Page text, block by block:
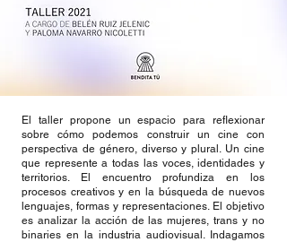
El taller propone un espacio para reflexionar
sobre cómo podemos construir un cine con
perspectiva de género, diverso y plural. Un cine
que represente a todas las voces, identidades y
territorios. El encuentro profundiza en los
procesos creativos y en la búsqueda de nuevos
lenguajes, formas y representaciones. El objetivo
es analizar la acción de las mujeres, trans y no
binaries en la industria audiovisual. Indagamos